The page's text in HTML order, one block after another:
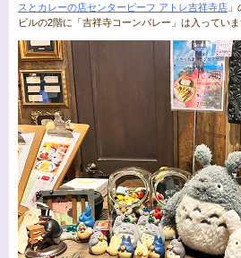
スとカレーの店センタービーフ アトレ吉祥寺店
ビルの2階に「吉祥寺コーンバレー」は入っていま